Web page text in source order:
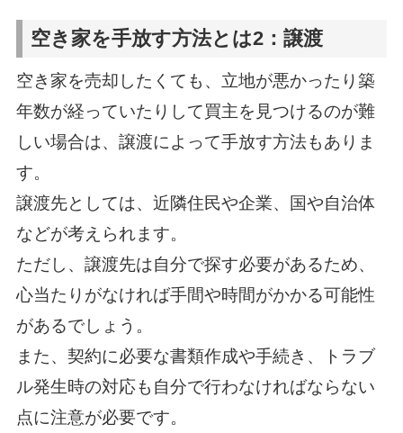
空き家を手放す方法とは2：譲渡
空き家を売却したくても、立地が悪かったり築
年数が経っていたりして買主を見つけるのが難
しい場合は、譲渡によって手放す方法もありま
す。
譲渡先としては、近隣住民や企業、国や自治体
などが考えられます。
ただし、譲渡先は自分で探す必要があるため、
心当たりがなければ手間や時間がかかる可能性
があるでしょう。
また、契約に必要な書類作成や手続き、トラブ
ル発生時の対応も自分で行わなければならない
点に注意が必要です。